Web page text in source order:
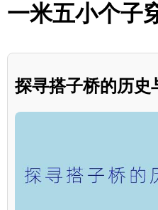
一米五小个子
探寻搭子桥的历史